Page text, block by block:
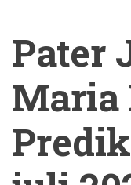
Pater
Maria